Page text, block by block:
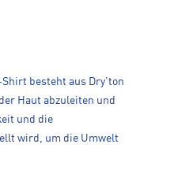
besteht aus Dry'ton
Haut abzuleiten und
und die
wird, um die Umwelt